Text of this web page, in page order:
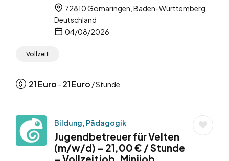
72810 Gomaringen, Baden-Württemberg,
Deutschland
04/08/2026
Vollzeit
21Euro - 21Euro / Stunde
Bildung, Pädagogik
Jugendbetreuer für Velten
(m/w/d) – 21,00 € / Stunde